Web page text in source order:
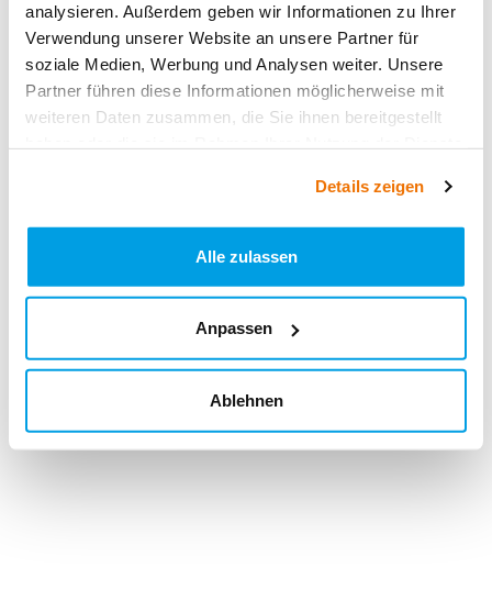
analysieren. Außerdem geben wir Informationen zu Ihrer
Verwendung unserer Website an unsere Partner für
soziale Medien, Werbung und Analysen weiter. Unsere
Partner führen diese Informationen möglicherweise mit
weiteren Daten zusammen, die Sie ihnen bereitgestellt
Details zeigen
Alle zulassen
Anpassen
Ablehnen